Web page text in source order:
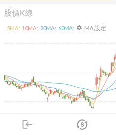
login
市場
股價K線
2026/02/09 2026/04/09
5MA: 10MA: 20MA: 60MA: settings MA 設定